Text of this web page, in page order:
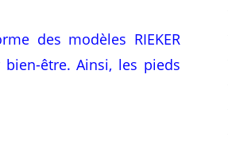
des modèles RIEKER
être. Ainsi, les pieds